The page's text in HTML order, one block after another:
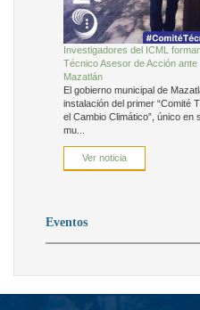
Investigadores del ICML
Técnico Asesor de Acción ante
Mazatlán
El gobierno municipal de
instalación del primer “Comité
el Cambio Climático”, único en
mu...
Ver noticia
Eventos